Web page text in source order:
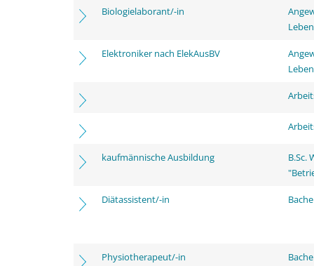
Biologielaborant/-in
Elektroniker nach ElekAusBV
kaufmännische Ausbildung
B.Sc.
Diätassistent/-in
Physiotherapeut/-in